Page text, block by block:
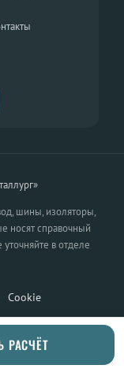
шины, изоляторы,
носят справочный
в отделе
Cookie
РАСЧЁТ